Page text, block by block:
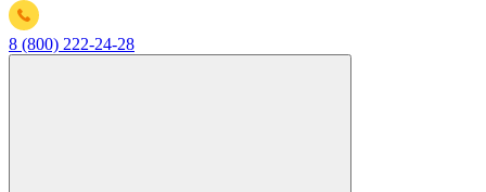
8 (800) 222-24-28